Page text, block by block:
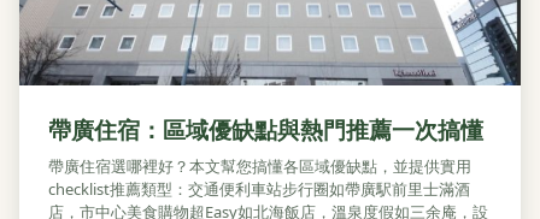
帶廣住宿：區域優缺點與熱門推薦一次搞懂
帶廣住宿選哪裡好？本文幫您搞懂各區域優缺點，並提供實用
checklist推薦類型：交通便利車站步行圈如帶廣駅前里士滿酒
店，市中心美食購物超Easy如北海飯店，溫泉度假如三余庵，設